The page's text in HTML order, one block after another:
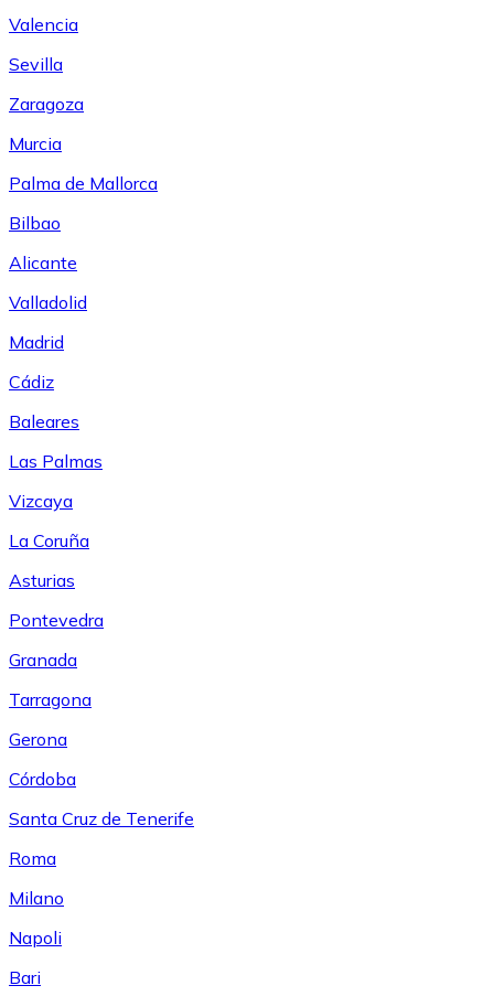
Valencia
Sevilla
Zaragoza
Murcia
Palma de Mallorca
Bilbao
Alicante
Valladolid
Madrid
Cádiz
Baleares
Las Palmas
Vizcaya
La Coruña
Asturias
Pontevedra
Granada
Tarragona
Gerona
Córdoba
Santa Cruz de Tenerife
Roma
Milano
Napoli
Bari